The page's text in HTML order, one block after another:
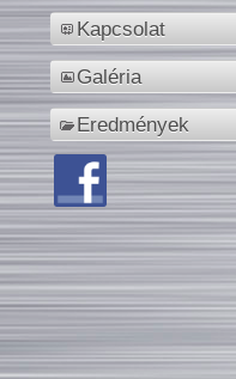
Kapcsolat
Galéria
Eredmények